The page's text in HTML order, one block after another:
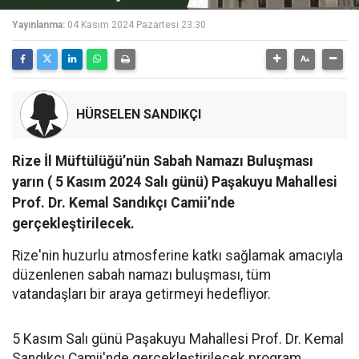
Yayınlanma: 04 Kasım 2024 Pazartesi 23:30
HÜRSELEN SANDIKÇI
Rize İl Müftülüğü’nün Sabah Namazı Buluşması
yarın ( 5 Kasım 2024 Salı günü) Paşakuyu Mahallesi
Prof. Dr. Kemal Sandıkçı Camii’nde
gerçekleştirilecek.
Rize'nin huzurlu atmosferine katkı sağlamak amacıyla
düzenlenen sabah namazı buluşması, tüm
vatandaşları bir araya getirmeyi hedefliyor.
5 Kasım Salı günü Paşakuyu Mahallesi Prof. Dr. Kemal